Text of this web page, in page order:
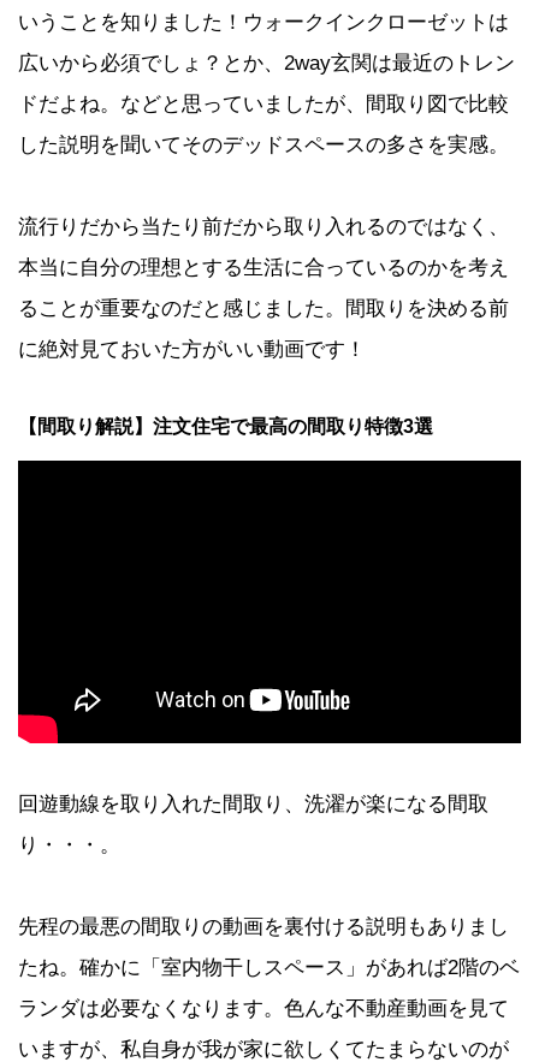
いうことを知りました！ウォークインクローゼットは
広いから必須でしょ？とか、2way玄関は最近のトレン
ドだよね。などと思っていましたが、間取り図で比較
した説明を聞いてそのデッドスペースの多さを実感。
流行りだから当たり前だから取り入れるのではなく、
本当に自分の理想とする生活に合っているのかを考え
ることが重要なのだと感じました。間取りを決める前
に絶対見ておいた方がいい動画です！
【間取り解説】注文住宅で最高の間取り特徴3選
回遊動線を取り入れた間取り、洗濯が楽になる間取
り・・・。
先程の最悪の間取りの動画を裏付ける説明もありまし
たね。確かに「室内物干しスペース」があれば2階のベ
ランダは必要なくなります。色んな不動産動画を見て
いますが、私自身が我が家に欲しくてたまらないのが